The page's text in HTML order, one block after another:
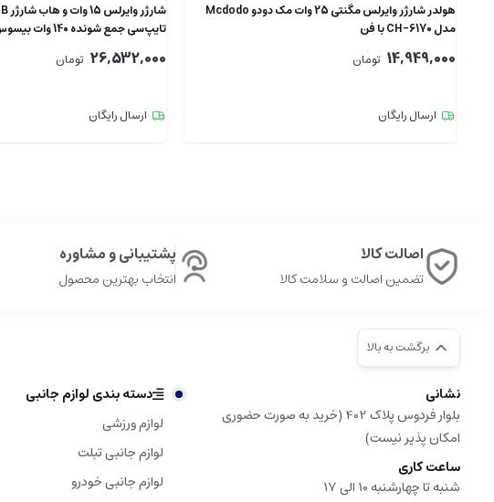
هولدر شارژر وایرلس مگنتی 25 وات مک دودو Mcdodo
مدل CH-6170 با فن
14,949,000 تومان
ارسال رایگان
CCNMS140 P10170901123-00
26,532,000 تومان
ارسال رایگان
اصالت کالا
تضمین اصالت و سلامت کالا
پشتیبانی و مشاوره
انتخاب بهترین محصول
برگشت به بالا
نشانی
بلوار فردوس پلاک 402 (خرید به صورت حضوری
امکان پذیر نیست)
ساعت کاری
شنبه تا چهارشنبه 10 الی 17
دسته بندی لوازم جانبی
لوازم ورزشی
لوازم جانبی تبلت
لوازم جانبی خودرو